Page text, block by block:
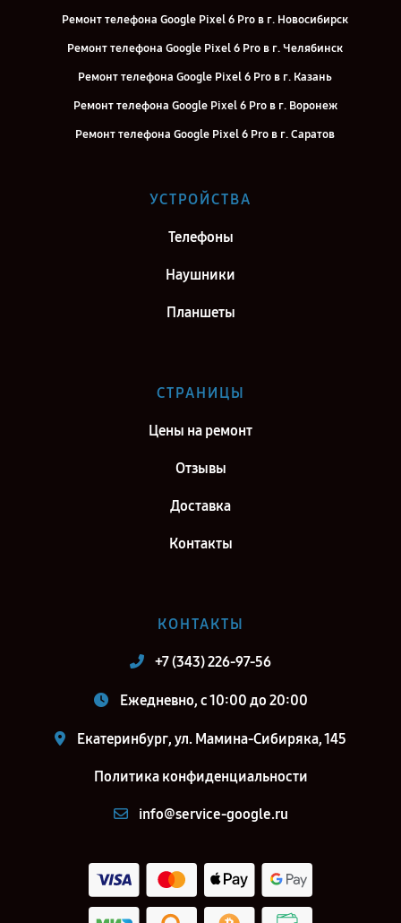
Ремонт телефона Google Pixel 6 Pro в г. Новосибирск
Ремонт телефона Google Pixel 6 Pro в г. Челябинск
Ремонт телефона Google Pixel 6 Pro в г. Казань
Ремонт телефона Google Pixel 6 Pro в г. Воронеж
Ремонт телефона Google Pixel 6 Pro в г. Саратов
Ремонт телефона Google Pixel 6 Pro в г. Киров
Ремонт телефона Google Pixel 6 Pro в г. Санкт-Петербург
УСТРОЙСТВА
Телефоны
Наушники
Планшеты
СТРАНИЦЫ
Цены на ремонт
Отзывы
Доставка
Контакты
КОНТАКТЫ
+7 (343) 226-97-56
Ежедневно, с 10:00 до 20:00
Екатеринбург, ул. Мамина-Сибиряка, 145
Политика конфиденциальности
info@service-google.ru